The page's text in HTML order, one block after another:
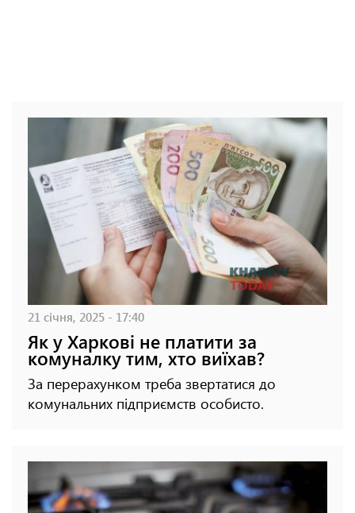
21 січня, 2025 - 17:40
Як у Харкові не платити за
комуналку тим, хто виїхав?
За перерахунком треба звертатися до
комунальних підприємств особисто.